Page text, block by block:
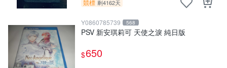
競標 剩4162天
Y0860785739 568
PSV 新安琪莉可 天使之淚 純日版
$650